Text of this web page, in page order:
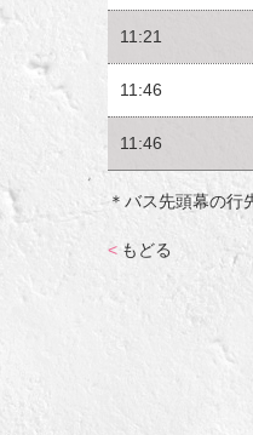
11:21
11:46
11:46
＊バス先頭幕の行
< もどる